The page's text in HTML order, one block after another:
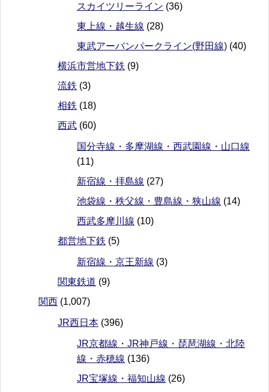
スカイツリーライン (36)
東上線・越生線 (28)
東武アーバンパークライン(野田線) (40)
横浜市営地下鉄 (9)
流鉄 (3)
相鉄 (18)
西武 (60)
国分寺線・多摩湖線・西武園線・山口線
(11)
新宿線・拝島線 (27)
池袋線・秩父線・豊島線・狭山線 (14)
西武多摩川線 (10)
都営地下鉄 (5)
新宿線・京王新線 (3)
関東鉄道 (9)
関西 (1,007)
JR西日本 (396)
JR京都線・JR神戸線・琵琶湖線・北陸
線・赤穂線 (136)
JR宝塚線・福知山線 (26)